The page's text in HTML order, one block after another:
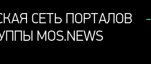
СЕТЬ ПОРТАЛОВ
MOS.NEWS